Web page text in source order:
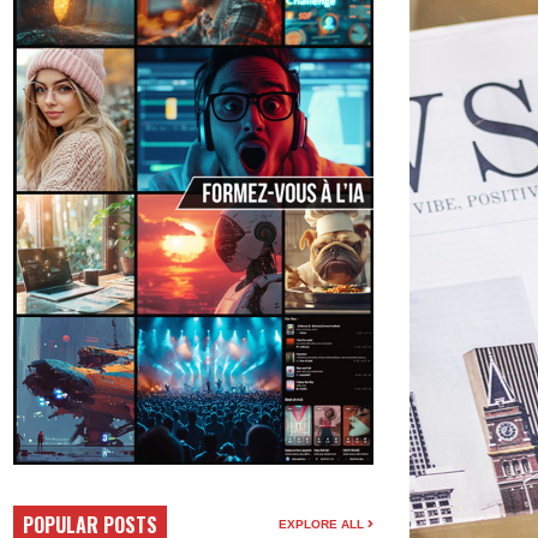
POPULAR POSTS EXPLORE ALL